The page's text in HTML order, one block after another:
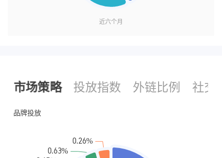
近六个月
市场策略 投放指数 外链比例 社交